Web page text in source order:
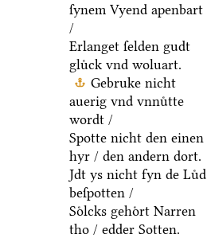
ſynem Vyend apenbart
/
Erlanget ſelden gudt
gluͤck vnd woluart.
Gebruke nicht
auerig vnd vnnuͤtte
wordt /
Spotte nicht den einen
hyr / den andern dort.
Jdt ys nicht fyn de Luͤd
beſpotten /
Soͤlcks gehoͤrt Narren
tho / edder Sotten.